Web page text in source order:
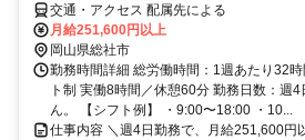
交通・アクセス 配属先による
月給251,600円以上
岡山県総社市
勤務時間詳細 総労働時間：1週あたり32
ト制 実働8時間／休憩60分 勤務日数：週
ん。 【シフト例】 ・9:00〜18:00 ・10...
仕事内容 ＼週4日勤務で、月給251,600円